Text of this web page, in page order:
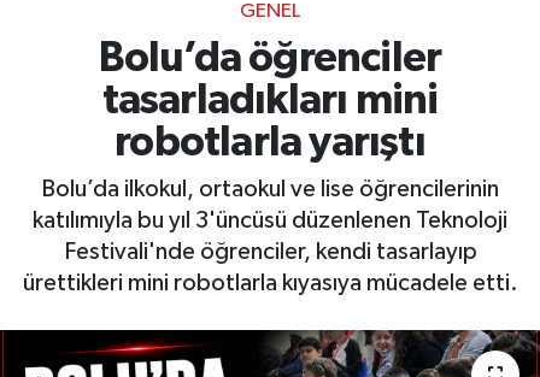
GENEL
Bolu’da öğrenciler
tasarladıkları mini
robotlarla yarıştı
Bolu’da ilkokul, ortaokul ve lise öğrencilerinin
katılımıyla bu yıl 3'üncüsü düzenlenen Teknoloji
Festivali'nde öğrenciler, kendi tasarlayıp
ürettikleri mini robotlarla kıyasıya mücadele etti.